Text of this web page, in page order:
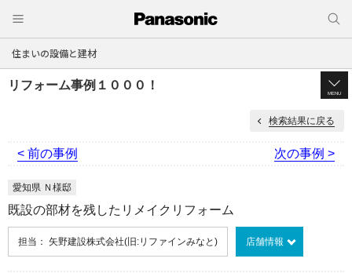
住まいの設備と建材
リフォーム事例１０００！
MENU
検索結果に戻る
< 前の事例 次の事例 >
愛知県 Ｎ様邸
既設の部材を残したリメイクリフォーム
担当： 矢野建設株式会社(旧:リファインみなと) 店舗情報